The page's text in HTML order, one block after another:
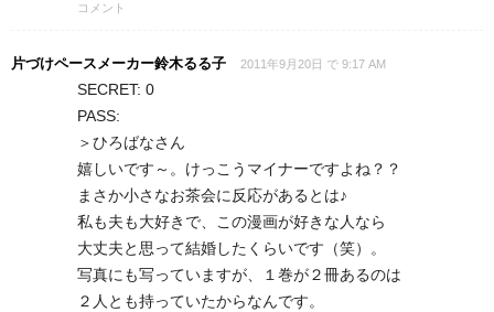
コメント
片づけペースメーカー鈴木るる子 2011年9月20日 で 9:17 AM
SECRET: 0
PASS:
＞ひろばなさん
嬉しいです～。けっこうマイナーですよね？？
まさか小さなお茶会に反応があるとは♪
私も夫も大好きで、この漫画が好きな人なら
大丈夫と思って結婚したくらいです（笑）。
写真にも写っていますが、１巻が２冊あるのは
２人とも持っていたからなんです。